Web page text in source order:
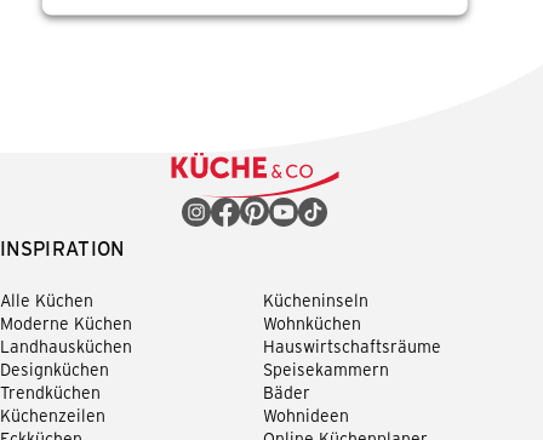
INSPIRATION
Alle Küchen
Moderne Küchen
Landhausküchen
Designküchen
Trendküchen
Küchenzeilen
Kücheninseln
Wohnküchen
Hauswirtschaftsräume
Speisekammern
Bäder
Wohnideen